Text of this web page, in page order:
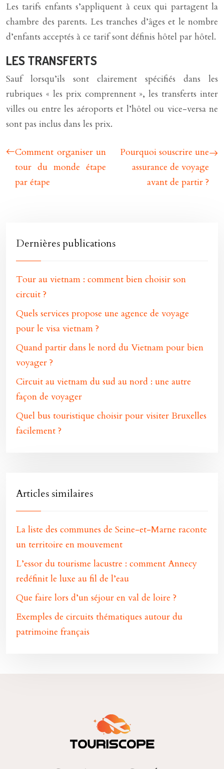
Les tarifs enfants s’appliquent à ceux qui partagent la
chambre des parents. Les tranches d’âges et le nombre
d’enfants acceptés à ce tarif sont définis hôtel par hôtel.
LES TRANSFERTS
Sauf lorsqu’ils sont clairement spécifiés dans les
rubriques « les prix comprennent », les transferts inter
villes ou entre les aéroports et l’hôtel ou vice-versa ne
sont pas inclus dans les prix.
Comment organiser un
tour du monde étape
par étape
Pourquoi souscrire une
assurance de voyage
avant de partir ?
Dernières publications
Tour au vietnam : comment bien choisir son
circuit ?
Quels services propose une agence de voyage
pour le visa vietnam ?
Quand partir dans le nord du Vietnam pour bien
voyager ?
Circuit au vietnam du sud au nord : une autre
façon de voyager
Quel bus touristique choisir pour visiter Bruxelles
facilement ?
Articles similaires
La liste des communes de Seine-et-Marne raconte
un territoire en mouvement
L’essor du tourisme lacustre : comment Annecy
redéfinit le luxe au fil de l’eau
Que faire lors d’un séjour en val de loire ?
Exemples de circuits thématiques autour du
patrimoine français